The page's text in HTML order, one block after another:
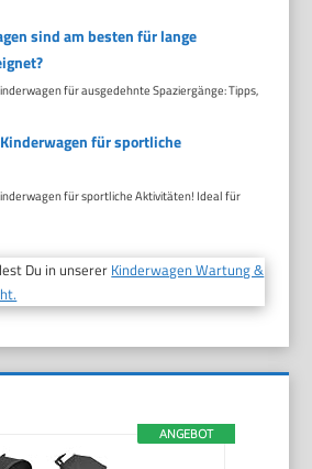
sind am besten für lange
für ausgedehnte Spaziergänge: Tipps,
für sportliche
für sportliche Aktivitäten! Ideal für
Du in unserer Kinderwagen Wartung &
ANGEBOT